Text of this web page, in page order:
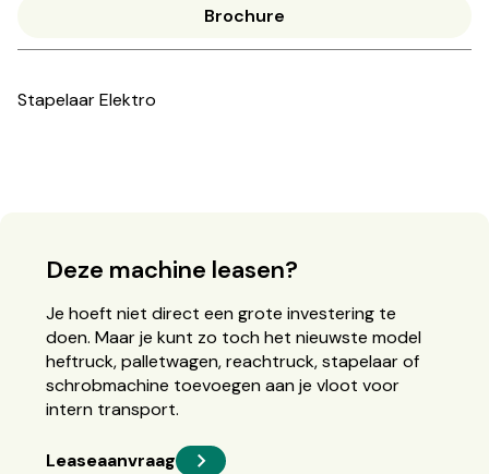
Brochure
Stapelaar Elektro
Deze machine leasen?
Je hoeft niet direct een grote investering te
doen. Maar je kunt zo toch het nieuwste model
heftruck, palletwagen, reachtruck, stapelaar of
schrobmachine toevoegen aan je vloot voor
intern transport.
Leaseaanvraag